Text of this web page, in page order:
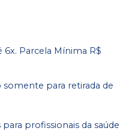
6x. Parcela Mínima R$
somente para retirada de
para profissionais da saúde